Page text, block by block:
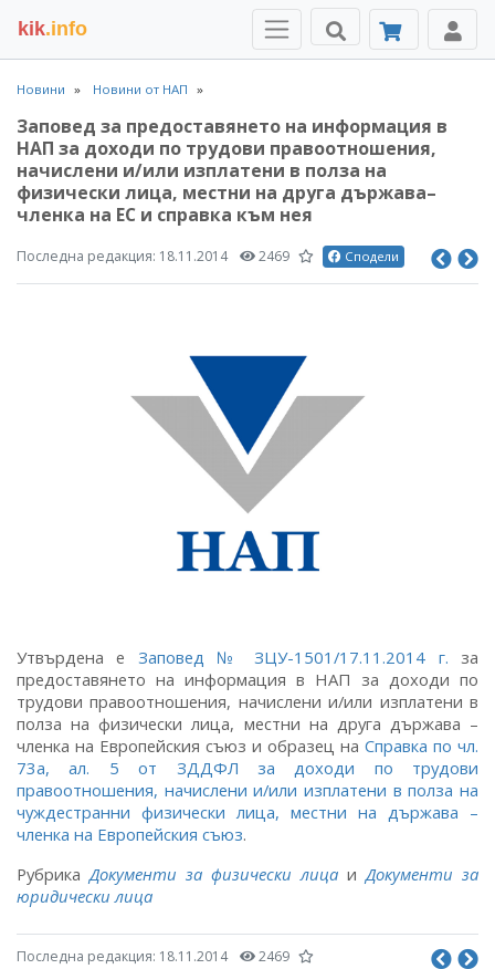
kik.info
Новини Новини от НАП
Заповед за предоставянето на информация в
НАП за доходи по трудови правоотношения,
начислени и/или изплатени в полза на
физически лица, местни на друга държава–
членка на ЕС и справка към нея
Последна редакция: 18.11.2014 2469 Сподели
Утвърдена е Заповед № ЗЦУ-1501/17.11.2014 г. за
предоставянето на информация в НАП за доходи по
трудови правоотношения, начислени и/или изплатени в
полза на физически лица, местни на друга държава –
членка на Европейския съюз и образец на Справка по чл.
73а, ал. 5 от ЗДДФЛ за доходи по трудови
правоотношения, начислени и/или изплатени в полза на
чуждестранни физически лица, местни на държава –
членка на Европейския съюз.
Рубрика Документи за физически лица и Документи за
юридически лица
Последна редакция: 18.11.2014 2469